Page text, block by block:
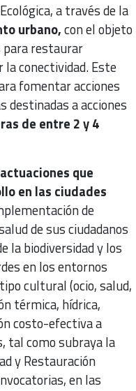
a través de la
urbano,con el objeto
restaurar
conectividad. Este
fomentar acciones
destinadas a acciones
de entre 2 y 4
que
en las ciudades
de
de sus ciudadanos
la biodiversidad y los
en los entornos
cultural (ocio, salud,
térmica, hídrica,
costo-efectiva a
tal como subraya la
y Restauración
en las